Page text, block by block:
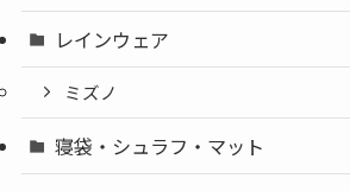
レインウェア
ミズノ
寝袋・シュラフ・マット